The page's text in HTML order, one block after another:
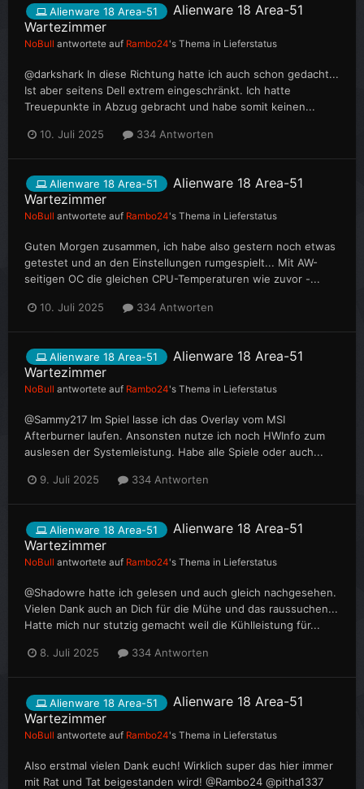
Alienware 18 Area-51
Alienware 18 Area-51
Wartezimmer
NoBull antwortete auf Rambo24's Thema in Lieferstatus
@darkshark In diese Richtung hatte ich auch schon gedacht...
Ist aber seitens Dell extrem eingeschränkt. Ich hatte
Treuepunkte in Abzug gebracht und habe somit keinen...
10. Juli 2025 334 Antworten
Alienware 18 Area-51
Alienware 18 Area-51
Wartezimmer
NoBull antwortete auf Rambo24's Thema in Lieferstatus
Guten Morgen zusammen, ich habe also gestern noch etwas
getestet und an den Einstellungen rumgespielt... Mit AW-
seitigen OC die gleichen CPU-Temperaturen wie zuvor -...
10. Juli 2025 334 Antworten
Alienware 18 Area-51
Alienware 18 Area-51
Wartezimmer
NoBull antwortete auf Rambo24's Thema in Lieferstatus
@Sammy217 Im Spiel lasse ich das Overlay vom MSI
Afterburner laufen. Ansonsten nutze ich noch HWInfo zum
auslesen der Systemleistung. Habe alle Spiele oder auch...
9. Juli 2025 334 Antworten
Alienware 18 Area-51
Alienware 18 Area-51
Wartezimmer
NoBull antwortete auf Rambo24's Thema in Lieferstatus
@Shadowre hatte ich gelesen und auch gleich nachgesehen.
Vielen Dank auch an Dich für die Mühe und das raussuchen...
Hatte mich nur stutzig gemacht weil die Kühlleistung für...
8. Juli 2025 334 Antworten
Alienware 18 Area-51
Alienware 18 Area-51
Wartezimmer
NoBull antwortete auf Rambo24's Thema in Lieferstatus
Also erstmal vielen Dank euch! Wirklich super das hier immer
mit Rat und Tat beigestanden wird! @Rambo24 @pitha1337